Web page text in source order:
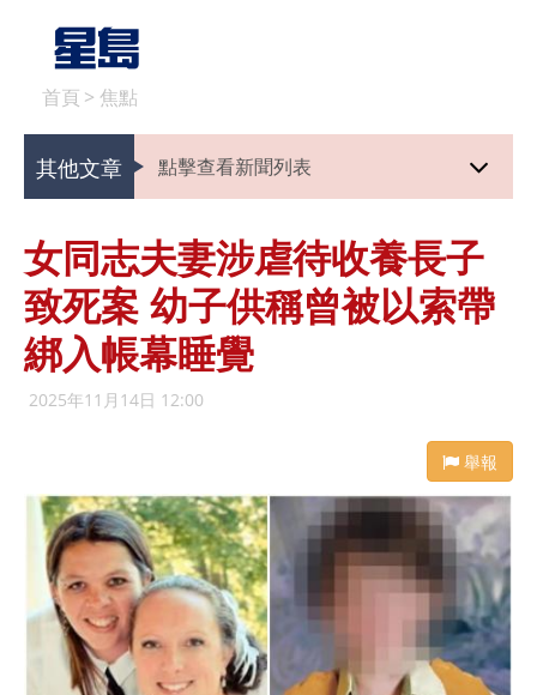
首頁 > 焦點
其他文章 點擊查看新聞列表
女同志夫妻涉虐待收養長子
致死案 幼子供稱曾被以索帶
綁入帳幕睡覺
2025年11月14日 12:00
舉報